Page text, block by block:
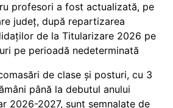
profesori a fost actualizată, pe
județ, după repartizarea
de la Titularizare 2026 pe
pe perioadă nedeterminată
de clase și posturi, cu 3
până la debutul anului
2026-2027, sunt semnalate de